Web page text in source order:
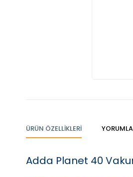
ÜRÜN ÖZELLIKLERI
Adda Planet 40